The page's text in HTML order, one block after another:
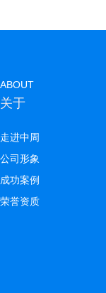
ABOUT
关于
走进中周
公司形象
成功案例
荣誉资质